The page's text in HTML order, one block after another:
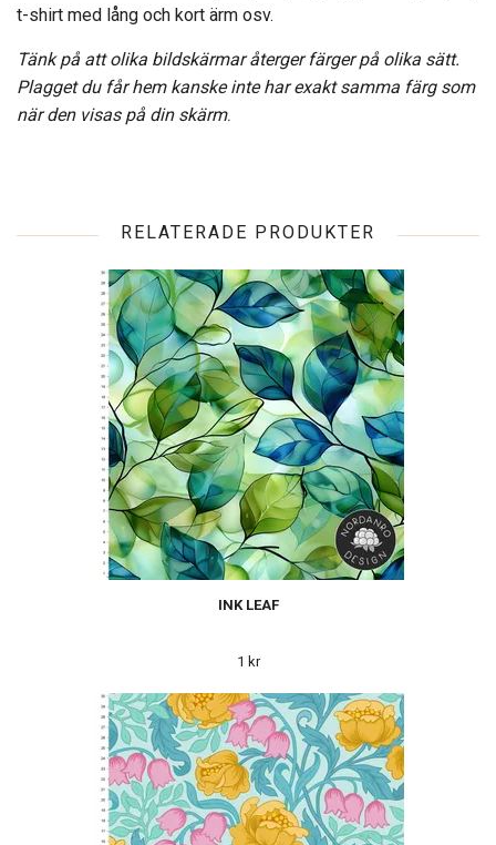
t-shirt med lång och kort ärm osv.
Tänk på att olika bildskärmar återger färger på olika sätt.
Plagget du får hem kanske inte har exakt samma färg som
när den visas på din skärm.
RELATERADE PRODUKTER
INK LEAF
1 kr